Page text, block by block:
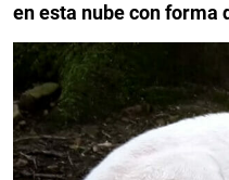
en esta nube con forma